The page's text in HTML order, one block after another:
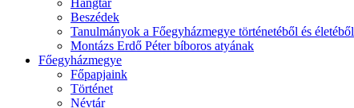
Hangtár
Beszédek
Tanulmányok a Főegyházmegye történetéből és életéből
Montázs Erdő Péter bíboros atyának
Főegyházmegye
Főpapjaink
Történet
Névtár